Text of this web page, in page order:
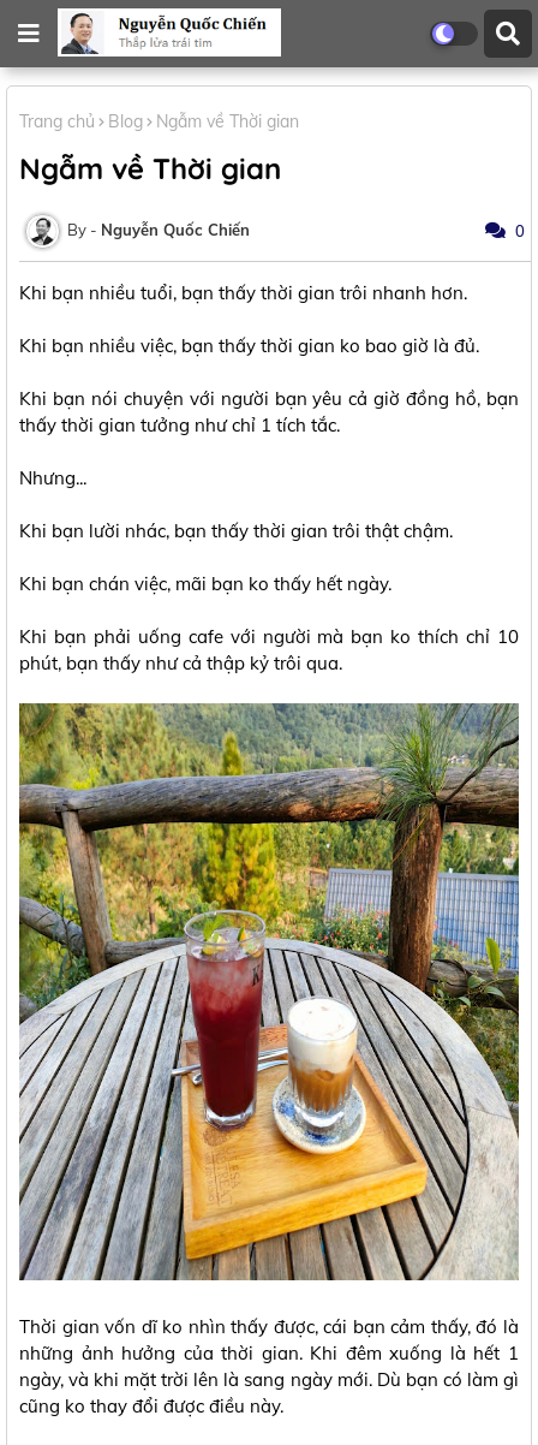
Trang chủ Blog Ngẫm về Thời gian
Ngẫm về Thời gian
Nguyễn Quốc Chiến 0
Khi bạn nhiều tuổi, bạn thấy thời gian trôi nhanh hơn.
Khi bạn nhiều việc, bạn thấy thời gian ko bao giờ là đủ.
Khi bạn nói chuyện với người bạn yêu cả giờ đồng hồ, bạn
thấy thời gian tưởng như chỉ 1 tích tắc.
Nhưng...
Khi bạn lười nhác, bạn thấy thời gian trôi thật chậm.
Khi bạn chán việc, mãi bạn ko thấy hết ngày.
Khi bạn phải uống cafe với người mà bạn ko thích chỉ 10
phút, bạn thấy như cả thập kỷ trôi qua.
Thời gian vốn dĩ ko nhìn thấy được, cái bạn cảm thấy, đó là
những ảnh hưởng của thời gian. Khi đêm xuống là hết 1
ngày, và khi mặt trời lên là sang ngày mới. Dù bạn có làm gì
cũng ko thay đổi được điều này.